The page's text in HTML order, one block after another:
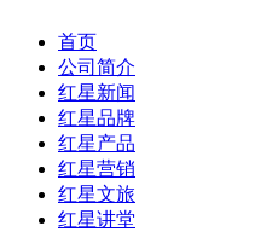
首页
公司简介
红星新闻
红星品牌
红星产品
红星营销
红星文旅
红星讲堂